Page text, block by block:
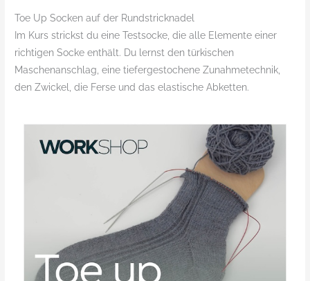
Toe Up Socken auf der Rundstricknadel
Im Kurs strickst du eine Testsocke, die alle Elemente einer
richtigen Socke enthält. Du lernst den türkischen
Maschenanschlag, eine tiefergestochene Zunahmetechnik,
den Zwickel, die Ferse und das elastische Abketten.